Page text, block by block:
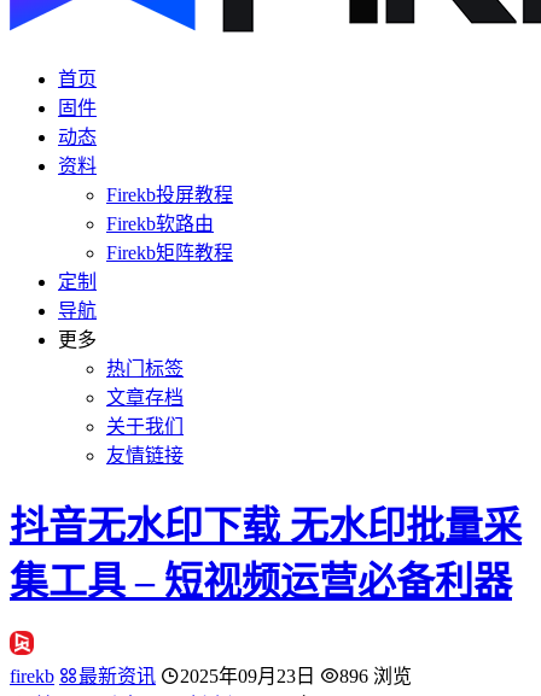
首页
固件
动态
资料
Firekb投屏教程
Firekb软路由
Firekb矩阵教程
定制
导航
更多
热门标签
文章存档
关于我们
友情链接
抖音无水印下载 无水印批量采
集工具 – 短视频运营必备利器
firekb 最新资讯 2025年09月23日
896 浏览